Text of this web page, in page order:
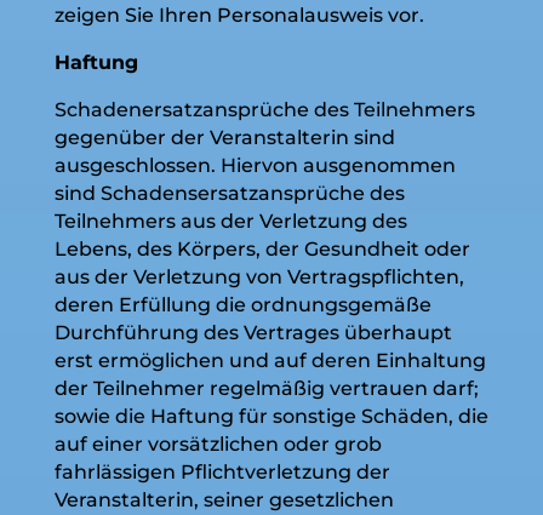
zeigen Sie Ihren Personalausweis vor.
Haftung
Schadenersatzansprüche des Teilnehmers
gegenüber der Veranstalterin sind
ausgeschlossen. Hiervon ausgenommen
sind Schadensersatzansprüche des
Teilnehmers aus der Verletzung des
Lebens, des Körpers, der Gesundheit oder
aus der Verletzung von Vertragspflichten,
deren Erfüllung die ordnungsgemäße
Durchführung des Vertrages überhaupt
erst ermöglichen und auf deren Einhaltung
der Teilnehmer regelmäßig vertrauen darf;
sowie die Haftung für sonstige Schäden, die
auf einer vorsätzlichen oder grob
fahrlässigen Pflichtverletzung der
Veranstalterin, seiner gesetzlichen